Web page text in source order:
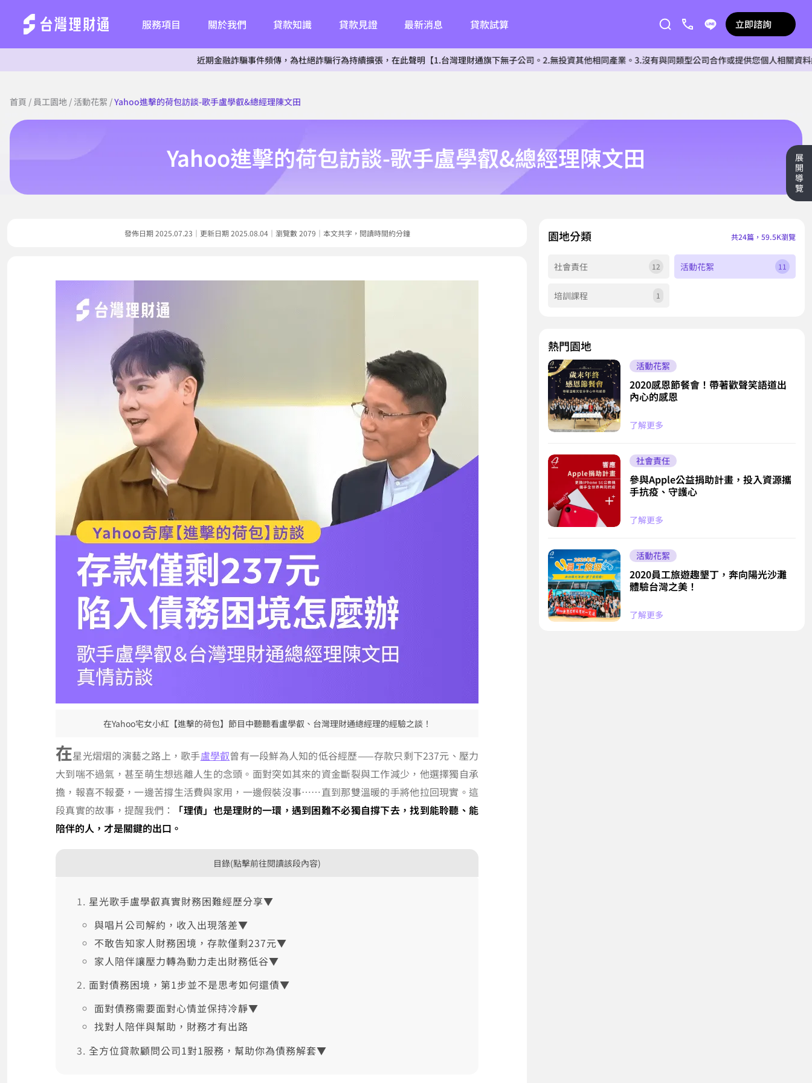
服務項目 關於我們 貸款知識 貸款見證 最新消息 貸款試算 立即諮詢
近期金融詐騙事件頻傳，為杜絕詐騙行為持續擴張，在此聲明【1.台灣理財通旗下無子公司。2.無投資其他相同產業。3.沒有與同類型公司合作或提供您個人相關資料給任何
首頁 / 員工園地 / 活動花絮 /Yahoo進擊的荷包訪談-歌手盧學叡&總經理陳文田
Yahoo進擊的荷包訪談-歌手盧學叡&總經理陳文田
發佈日期 2025.07.23｜更新日期 2025.08.04｜瀏覽數 2079｜本文共字，閱讀時間約分鐘
在Yahoo宅女小紅【進擊的荷包】節目中聽聽看盧學叡、台灣理財通總經理的經驗之談！
在星光熠熠的演藝之路上，歌手盧學叡曾有一段鮮為人知的低谷經歷——存款只剩下237元、壓力
大到喘不過氣，甚至萌生想逃離人生的念頭。面對突如其來的資金斷裂與工作減少，他選擇獨自承
擔，報喜不報憂，一邊苦撐生活費與家用，一邊假裝沒事……直到那雙溫暖的手將他拉回現實。這
段真實的故事，提醒我們：
「理債」也是理財的一環，遇到困難不必獨自撐下去，找到能聆聽、能
陪伴的人，才是關鍵的出口。
目錄(點擊前往閱讀該段內容)
星光歌手盧學叡真實財務困難經歷分享▼
與唱片公司解約，收入出現落差▼
不敢告知家人財務困境，存款僅剩237元▼
家人陪伴讓壓力轉為動力走出財務低谷▼
面對債務困境，第1步並不是思考如何還債▼
面對債務需要面對心情並保持冷靜▼
找對人陪伴與幫助，財務才有出路
全方位貸款顧問公司1對1服務，幫助你為債務解套▼
園地分類 共24篇，59.5K瀏覽
社會​責任 12 活動花絮 11
培訓課程 1
熱門園地
活動花絮
2020感恩節餐會！帶著歡聲笑語道出
內心的感恩
了解更多
社會​責任
參與Apple公益捐助計畫，投入資源攜
手抗疫、守護心
了解更多
活動花絮
2020員工旅遊趣墾丁，奔向陽光沙灘
體驗台灣之美！
了解更多
展
開
導
覽